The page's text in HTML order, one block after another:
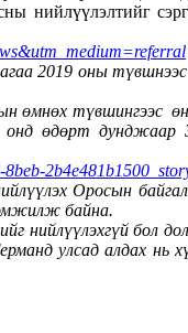
нийлүүлэлтийг
2019 оны
өмнөх түвшингээс
өдөрт дунджаар
Оросын
байна.
бол
улсад алдах нь